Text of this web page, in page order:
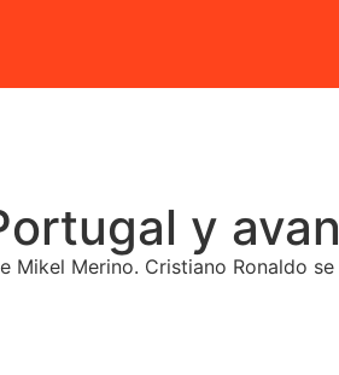
y
Merino. Cristiano Ronaldo